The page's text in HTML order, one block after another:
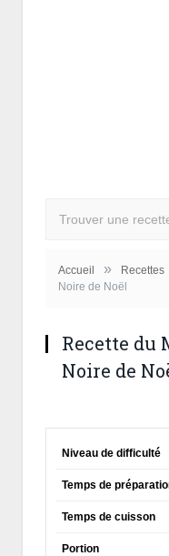
Accueil » Recettes
Noire de Noël
Recette du
Noire de
Niveau de difficulté
Temps de
Temps de cuisson
Portion